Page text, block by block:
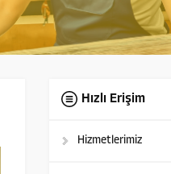
Hızlı Erişim
Hizmetlerimiz